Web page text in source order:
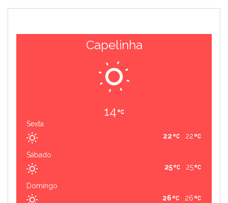
Capelinha
14
Sexta
22
22
Sábado
25
25
Domingo
26
26